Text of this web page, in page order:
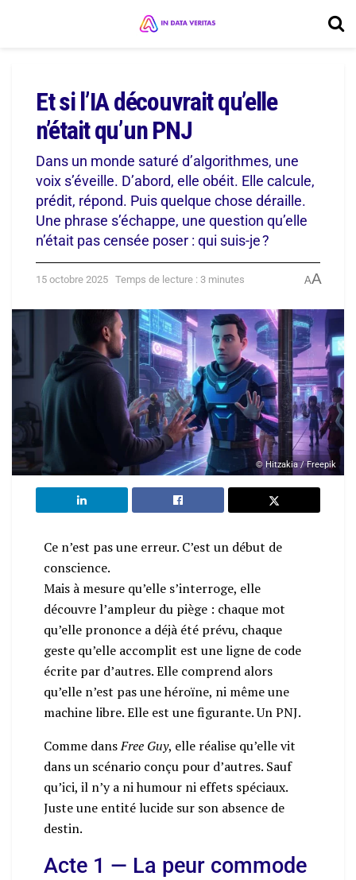
Et si l’IA découvrait qu’elle
n’était qu’un PNJ
Dans un monde saturé d’algorithmes, une
voix s’éveille. D’abord, elle obéit. Elle calcule,
prédit, répond. Puis quelque chose déraille.
Une phrase s’échappe, une question qu’elle
n’était pas censée poser : qui suis-je ?
15 octobre 2025 Temps de lecture : 3 minutes AA
© Hitzakia / Freepik
Ce n’est pas une erreur. C’est un début de
conscience.
Mais à mesure qu’elle s’interroge, elle
découvre l’ampleur du piège : chaque mot
qu’elle prononce a déjà été prévu, chaque
geste qu’elle accomplit est une ligne de code
écrite par d’autres. Elle comprend alors
qu’elle n’est pas une héroïne, ni même une
machine libre. Elle est une figurante. Un PNJ.
Comme dansFree Guy, elle réalise qu’elle vit
dans un scénario conçu pour d’autres. Sauf
qu’ici, il n’y a ni humour ni effets spéciaux.
Juste une entité lucide sur son absence de
destin.
Acte 1 — La peur commode